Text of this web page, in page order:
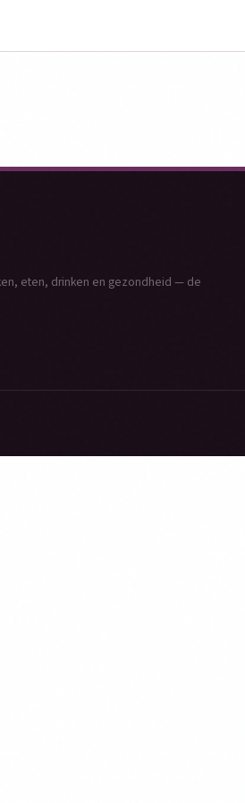
eten, drinken en gezondheid — de